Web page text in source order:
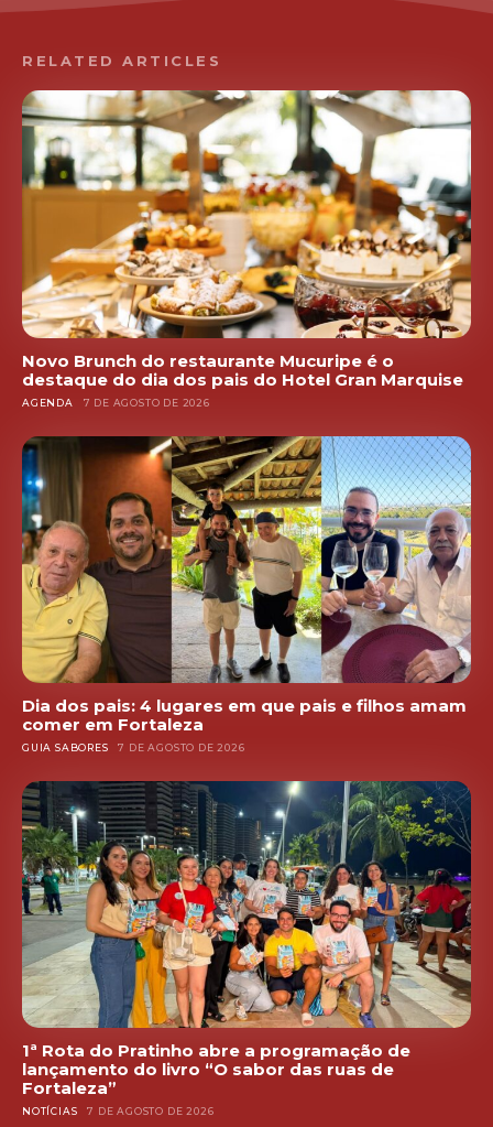
RELATED ARTICLES
Novo Brunch do restaurante Mucuripe é o
destaque do dia dos pais do Hotel Gran Marquise
AGENDA 7 DE AGOSTO DE 2026
Dia dos pais: 4 lugares em que pais e filhos amam
comer em Fortaleza
GUIA SABORES 7 DE AGOSTO DE 2026
1ª Rota do Pratinho abre a programação de
lançamento do livro “O sabor das ruas de
Fortaleza”
NOTÍCIAS 7 DE AGOSTO DE 2026